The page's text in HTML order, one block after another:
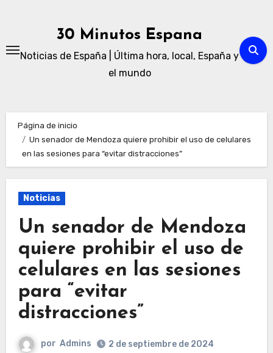
30 Minutos Espana
Noticias de España | Última hora, local, España y
el mundo
Página de inicio
Un senador de Mendoza quiere prohibir el uso de celulares
en las sesiones para “evitar distracciones”
Noticias
Un senador de Mendoza
quiere prohibir el uso de
celulares en las sesiones
para “evitar
distracciones”
por Admins
2 de septiembre de 2024